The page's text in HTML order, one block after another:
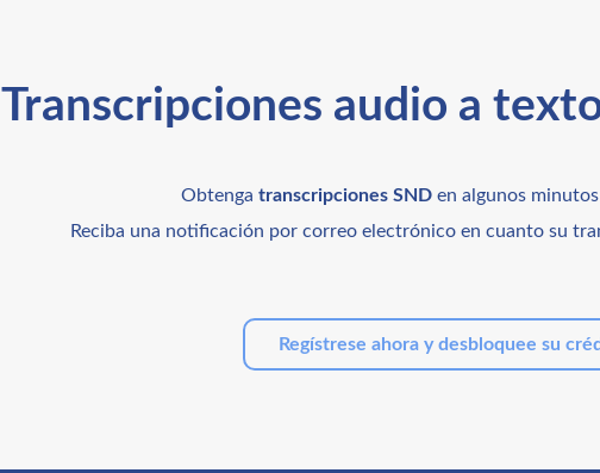
Transcripciones audio a
Obtenga transcripciones SND en algunos
Reciba una notificación por correo electrónico en cuanto su
Regístrese ahora y desbloquee su